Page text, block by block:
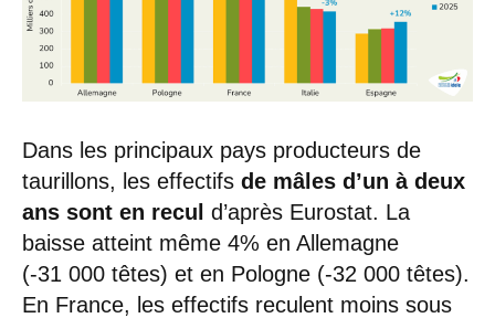
Dans les principaux pays producteurs de
taurillons, les effectifs de mâles d’un à deux
ans sont en recul d’après Eurostat. La
baisse atteint même 4% en Allemagne
(-31 000 têtes) et en Pologne (-32 000 têtes).
En France, les effectifs reculent moins sous